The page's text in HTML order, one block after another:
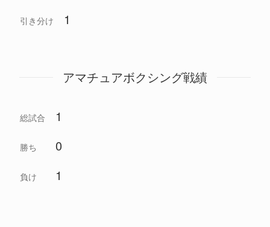
引き分け 1
アマチュアボクシング戦績
総試合 1
勝ち 0
負け 1